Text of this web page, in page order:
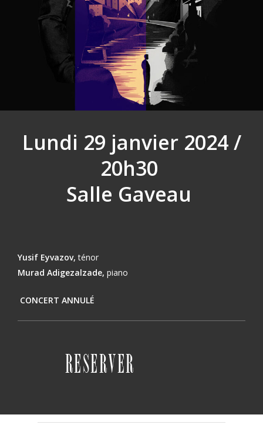
Lundi 29 janvier 2024 /
20h30
Salle Gaveau
Yusif Eyvazov, ténor
MuradAdigezalzade, piano
CONCERT ANNULÉ